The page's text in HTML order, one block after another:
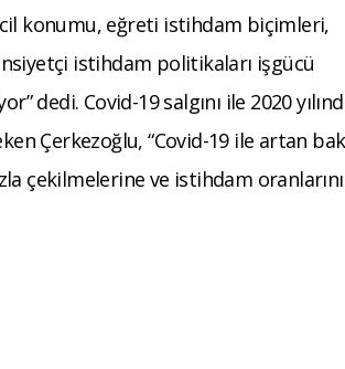
konumu, eğreti istihdam biçimleri,
istihdam politikaları işgücü
dedi. Covid-19 salgını ile 2020
Çerkezoğlu, “Covid-19 ile artan
çekilmelerine ve istihdam